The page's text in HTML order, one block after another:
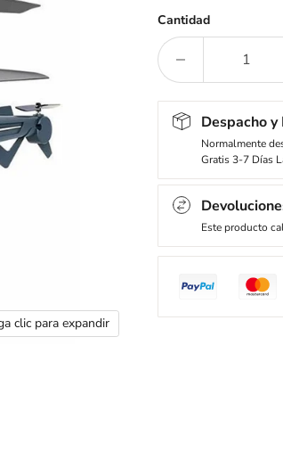
clic para expandir
Cantidad
Despacho y
Normalmente
Gratis 3-7 Días
Este producto